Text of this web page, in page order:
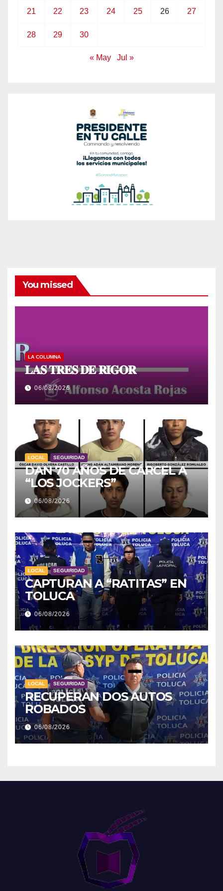
21 22 23 24 25 26 27
28 29 30
« May Jul »
You missed
LA COLUMNA
𝐋𝐀𝐒 𝐓𝐑𝐄𝐒 𝐃𝐄 𝐑𝐈𝐆𝐎𝐑
06/08/2026
LOCAL SEGUIRIDAD
DAN 70 AÑOS DE CÁRCEL A
“LOS JOCKERS”
06/08/2026
LOCAL SEGUIRIDAD
CAPTURAN A “RATITAS” EN
TOLUCA
06/08/2026
LOCAL SEGUIRIDAD
RECUPERAN DOS AUTOS
ROBADOS
06/08/2026